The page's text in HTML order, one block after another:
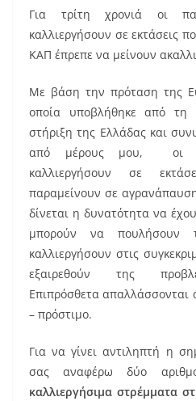
Για τρίτη χρονιά οι
καλλιεργήσουν σε εκτάσεις
ΚΑΠ έπρεπε να μείνουν
Με βάση την πρόταση της
οποία υποβλήθηκε από τη
στήριξη της Ελλάδας και
από μέρους μου, οι
καλλιεργήσουν σε
παραμείνουν σε
δίνεται η δυνατότητα να
μπορούν να πουλήσουν
καλλιεργήσουν στις
εξαιρεθούν της
Επιπρόσθετα απαλλάσσονται
– πρόστιμο.
Για να γίνει αντιληπτή η
σας αναφέρω δύο
καλλιεργήσιμα στρέμματα